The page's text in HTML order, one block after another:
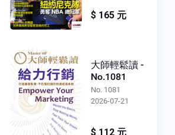
$ 165 元
大師輕鬆讀 -
No.1081
No. 1081
2026-07-21
$ 112 元